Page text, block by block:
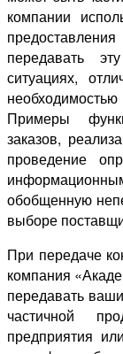
компании
передавать
ситуациях,
Примеры
заказов,
проведение
обобщенную
выборе
При передаче
компания
передавать
частичной
предприятия